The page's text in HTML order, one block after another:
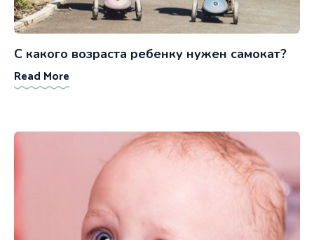
С какого возраста ребенку нужен самокат?
Read More